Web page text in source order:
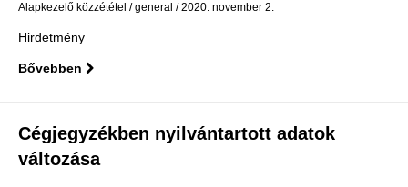
Alapkezelő közzététel general 2020. november 2.
Hirdetmény
Bővebben
Cégjegyzékben nyilvántartott adatok
változása